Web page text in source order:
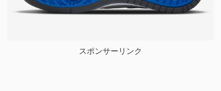
スポンサーリンク